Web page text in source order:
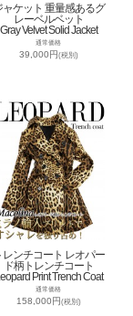
ャケット 重量感あるグ
レーベルベット
Gray Velvet Solid Jacket
通常価格
39,000円(税別)
レンチコート レオパー
ド柄トレンチコート
Print Trench Coat
通常価格
158,000円(税別)